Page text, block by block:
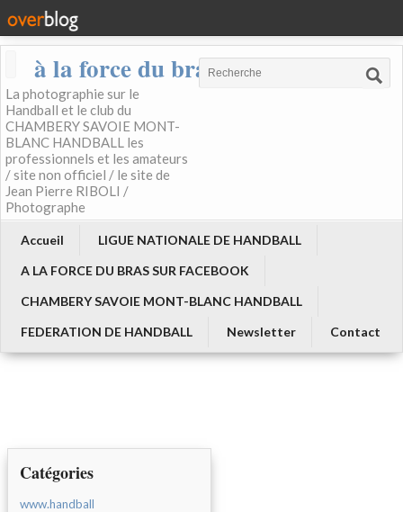
à la force du bras
La photographie sur le
Handball et le club du
CHAMBERY SAVOIE MONT-
BLANC HANDBALL les
professionnels et les amateurs
/ site non officiel / le site de
Jean Pierre RIBOLI /
Photographe
Accueil
LIGUE NATIONALE DE HANDBALL
A LA FORCE DU BRAS SUR FACEBOOK
CHAMBERY SAVOIE MONT-BLANC HANDBALL
FEDERATION DE HANDBALL
Newsletter Contact
Catégories
www.handball